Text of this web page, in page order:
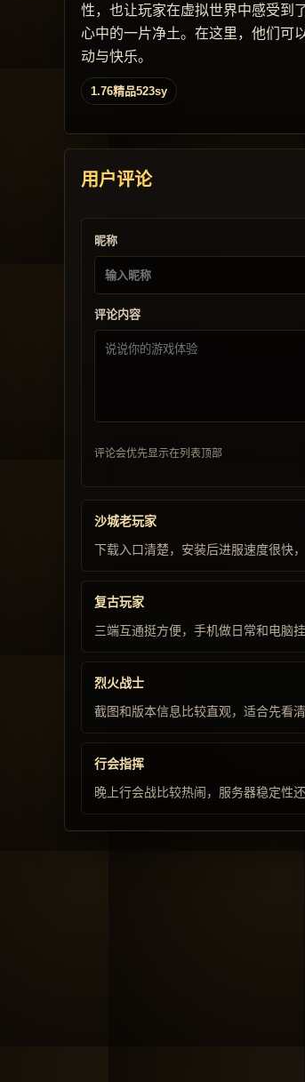
性，也让玩家在虚拟世界中感受到
心中的一片净土。在这里，他们可
动与快乐。
1.76精品523sy
用户评论
昵称
评论内容
评论会优先显示在列表顶部
沙城老玩家
下载入口清楚，安装后进服速度很快，
复古玩家
三端互通挺方便，手机做日常和电脑挂
烈火战士
截图和版本信息比较直观，适合先看清
行会指挥
晚上行会战比较热闹，服务器稳定性还